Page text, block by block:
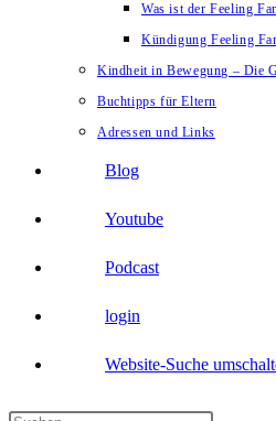
Was ist der Feeling
Kündigung Feeling
Kindheit in Bewegung – Die
Buchtipps für Eltern
Adressen und Links
Blog
Youtube
Podcast
login
Website-Suche